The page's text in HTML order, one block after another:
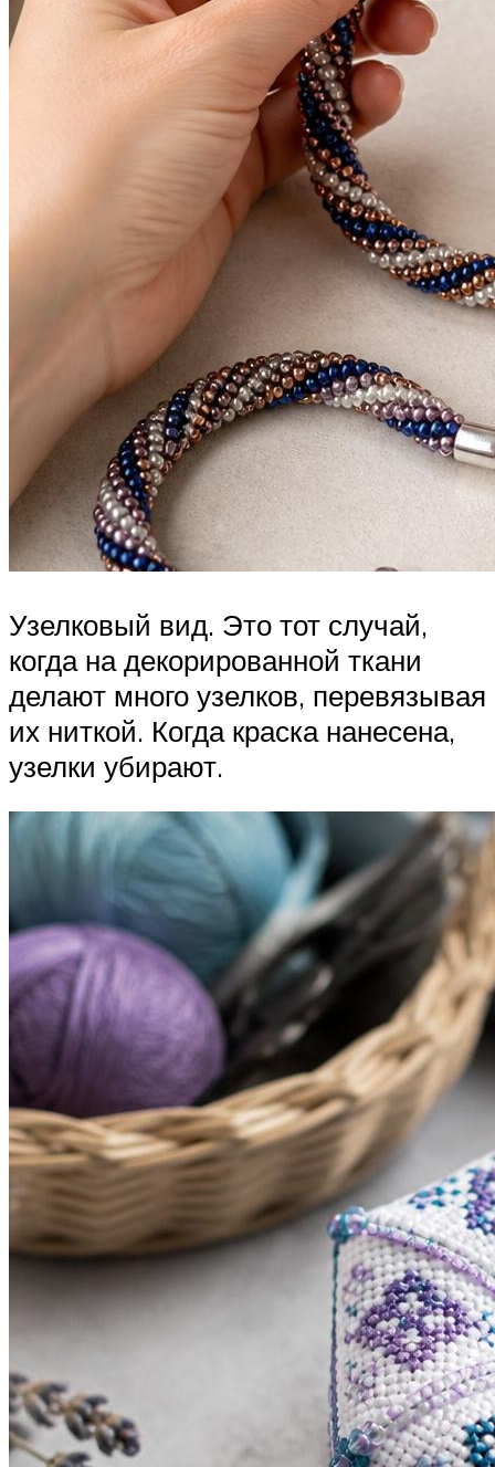
Узелковый вид. Это тот случай,
когда на декорированной ткани
делают много узелков, перевязывая
их ниткой. Когда краска нанесена,
узелки убирают.